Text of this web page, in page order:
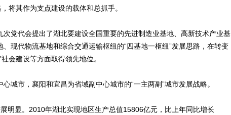
将其作为支点建设的载体和总抓手。
党代会提出了湖北要建设全国重要的先进制造业基地、高新技术产业基
现代物流基地和综合交通运输枢纽的“四基地一枢纽”发展思路，在转变
会建设等方面取得领先地位。
市，襄阳和宜昌为省域副中心城市的“一主两副”城市发展战略。
显。2010年湖北实现地区生产总值15806亿元，比上年同比增长